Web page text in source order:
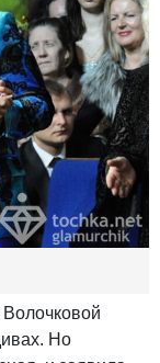
Но